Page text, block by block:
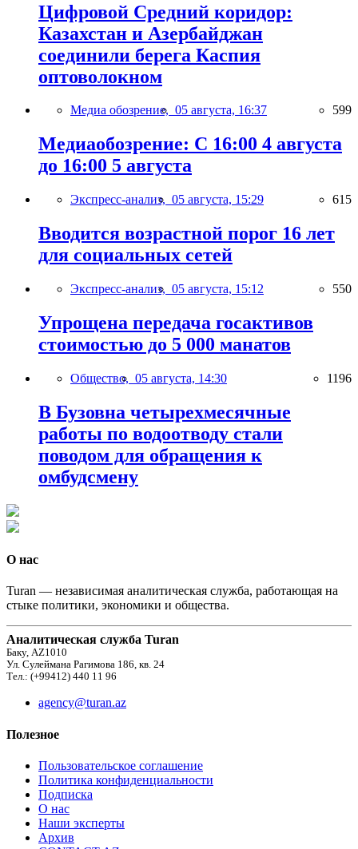
Цифровой Средний коридор:
Казахстан и Азербайджан
соединили берега Каспия
оптоволокном
Медиа обозрение, 05 августа, 16:37 599
Медиаобозрение: С 16:00 4 августа
до 16:00 5 августа
Экспресс-анализ, 05 августа, 15:29 615
Вводится возрастной порог 16 лет
для социальных сетей
Экспресс-анализ, 05 августа, 15:12 550
Упрощена передача госактивов
стоимостью до 5 000 манатов
Общество, 05 августа, 14:30 1196
В Бузовна четырехмесячные
работы по водоотводу стали
поводом для обращения к
омбудсмену
О нас
Turan — независимая аналитическая служба, работающая на
стыке политики, экономики и общества.
Аналитическая служба Turan
Баку, AZ1010
Ул. Сулеймана Рагимова 186, кв. 24
Тел.: (+99412) 440 11 96
agency@turan.az
Полезное
Пользовательское соглашение
Политика конфиденциальности
Подписка
О нас
Наши эксперты
Архив